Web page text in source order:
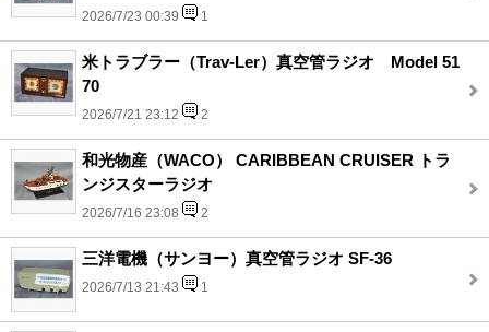
2026/7/23 00:39 1
米トラブラー（Trav-Ler）真空管ラジオ Model 51
70
2026/7/21 23:12 2
和光物産（WACO） CARIBBEAN CRUISER トラ
ンジスターラジオ
2026/7/16 23:08 2
三洋電機（サンヨー）真空管ラジオ SF-36
2026/7/13 21:43 1